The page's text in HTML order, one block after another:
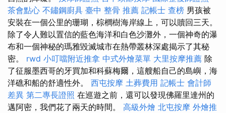
茶會點心 不鏽鋼廚具 臺中 整骨 推薦 記帳士 查榜 男孩被
安裝在一個公里的珊瑚，棕櫚樹海岸線上，可以贖回三天。
除了令人難以置信的藍色海洋和白色沙灘外，一個神奇的瀑
布和一個神秘的瑪雅毀滅城市在熱帶叢林深處揭示了其秘
密。 rwd 小叮噹附近推拿 中式外燴菜單 大里按摩推薦 除
了征服墨西哥的牙買加和科蘇梅爾，這艘船自己的島嶼，海
洋礁和船的舒適性外。 西屯按摩 土葬費用 記帳士 會計師
差異 第二專長證照 在巡遊之前，還可以發現佛羅里達州的
邁阿密，我們花了兩天的時間。 高級外燴 北屯按摩 外燴推